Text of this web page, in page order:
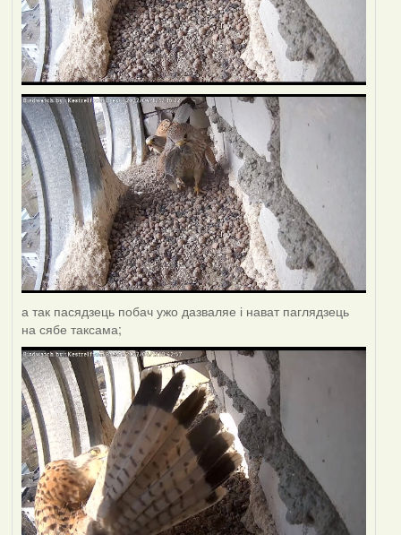
а так пасядзець побач ужо дазваляе і нават паглядзець
на сябе таксама;